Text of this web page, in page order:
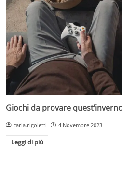
Giochi da provare
carla.rigoletti 4 Novembre 2023
Leggi di più